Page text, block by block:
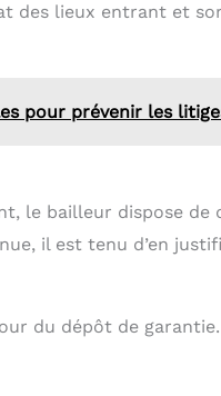
des lieux entrant et
pour prévenir les
le bailleur dispose de
il est tenu d’en
du dépôt de